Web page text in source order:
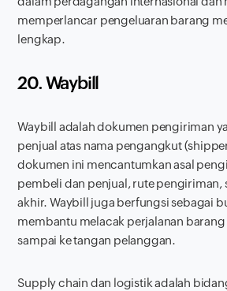
memperlancar pengeluaran barang
lengkap.
20. Waybill
Waybill adalah dokumen pengiriman
penjual atas nama pengangkut
dokumen ini mencantumkan asal
pembeli dan penjual, rute pengiriman,
akhir. Waybill juga berfungsi sebagai
membantu melacak perjalanan
sampai ke tangan pelanggan.
Supply chain dan logistik adalah